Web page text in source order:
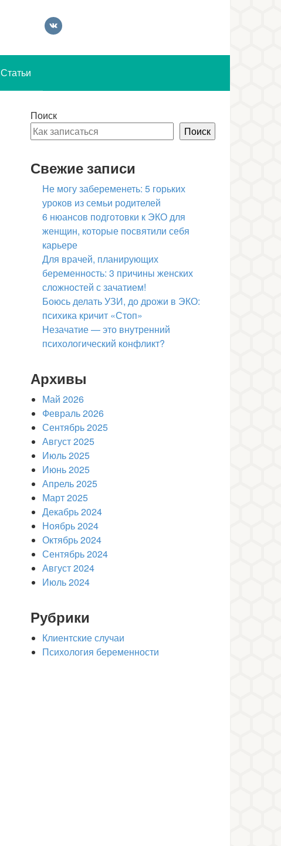
Статьи
Поиск
Поиск
Свежие записи
Не могу забеременеть: 5 горьких
уроков из семьи родителей
6 нюансов подготовки к ЭКО для
женщин, которые посвятили себя
карьере
Для врачей, планирующих
беременность: 3 причины женских
сложностей с зачатием!
Боюсь делать УЗИ, до дрожи в ЭКО:
психика кричит «Стоп»
Незачатие — это внутренний
психологический конфликт?
Архивы
Май 2026
Февраль 2026
Сентябрь 2025
Август 2025
Июль 2025
Июнь 2025
Апрель 2025
Март 2025
Декабрь 2024
Ноябрь 2024
Октябрь 2024
Сентябрь 2024
Август 2024
Июль 2024
Рубрики
Клиентские случаи
Психология беременности